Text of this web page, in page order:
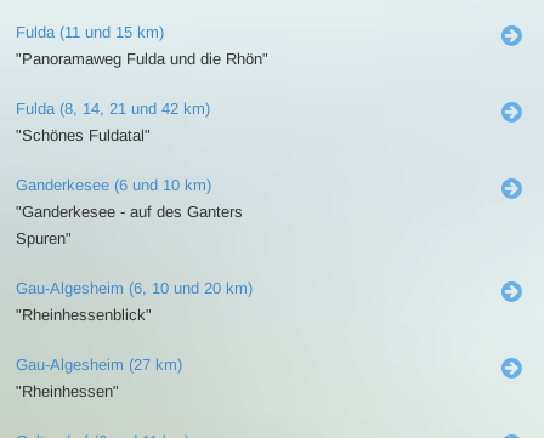
Fulda (11 und 15 km)
"Panoramaweg Fulda und die Rhön"
Fulda (8, 14, 21 und 42 km)
"Schönes Fuldatal"
Ganderkesee (6 und 10 km)
"Ganderkesee - auf des Ganters
Spuren"
Gau-Algesheim (6, 10 und 20 km)
"Rheinhessenblick"
Gau-Algesheim (27 km)
"Rheinhessen"